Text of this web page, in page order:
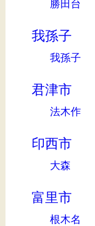
勝田台
我孫子
我孫子
君津市
法木作
印西市
大森
富里市
根木名